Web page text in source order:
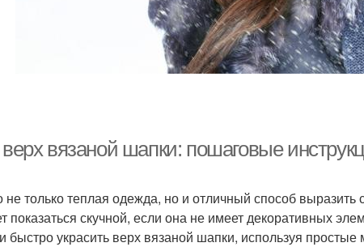
верх вязаной шапки: пошаговые
только теплая одежда, но и отличный способ выразить
показаться скучной, если она не имеет декоративных
быстро украсить верх вязаной шапки, используя